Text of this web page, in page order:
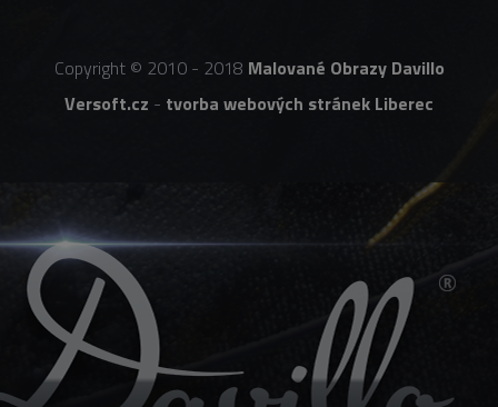
Copyright © 2010 - 2018 Malované Obrazy Davillo
Versoft.cz - tvorba webových stránek Liberec